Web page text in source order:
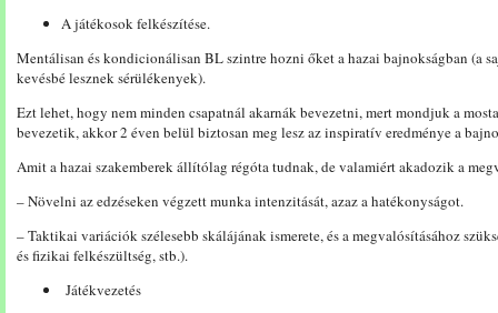
A játékosok felkészítése.
Mentálisan és kondicionálisan BL szintre hozni őket a hazai bajnokságban (a
kevésbé lesznek sérülékenyek).
Ezt lehet, hogy nem minden csapatnál akarnák bevezetni, mert mondjuk a
bevezetik, akkor 2 éven belül biztosan meg lesz az inspiratív eredménye a
Amit a hazai szakemberek állítólag régóta tudnak, de valamiért akadozik a
– Növelni az edzéseken végzett munka intenzitását, azaz a hatékonyságot.
– Taktikai variációk szélesebb skálájának ismerete, és a megvalósításához
és fizikai felkészültség, stb.).
Játékvezetés